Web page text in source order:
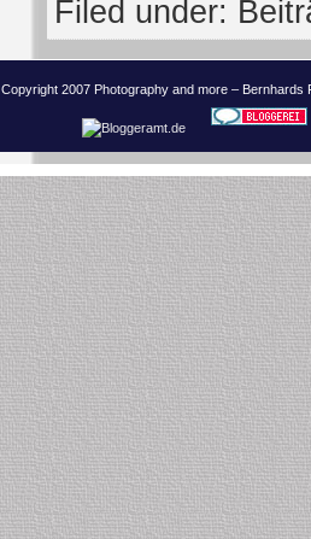
Filed under:
Copyright 2007 Photography and more –